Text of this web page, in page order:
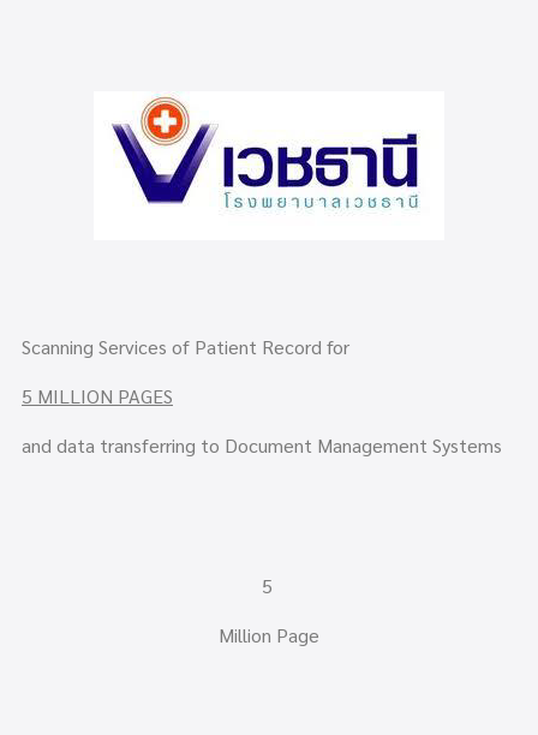
Scanning Services of Patient Record for
5 MILLION PAGES
and data transferring to Document Management Systems
5
Million Page